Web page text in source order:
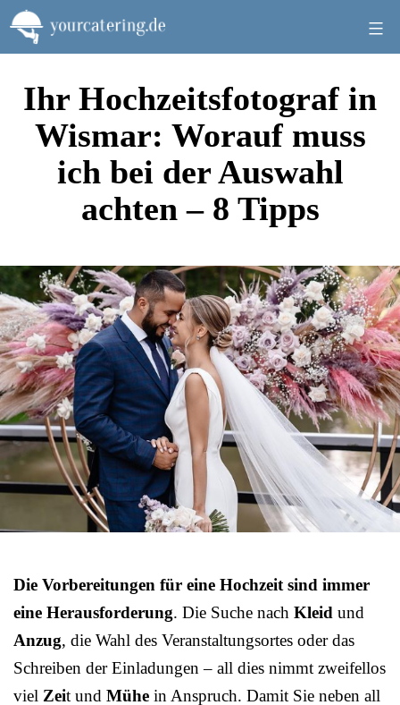
Zum
Inhalt
springen
Ihr Hochzeitsfotograf in
Wismar: Worauf muss
ich bei der Auswahl
achten – 8 Tipps
Die Vorbereitungen für eine Hochzeit sind immer
eine Herausforderung. Die Suche nach Kleid und
Anzug, die Wahl des Veranstaltungsortes oder das
Schreiben der Einladungen – all dies nimmt zweifellos
viel Zeit und Mühe in Anspruch. Damit Sie neben all